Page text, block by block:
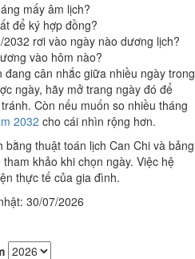
mấy âm lịch?
để ký hợp đồng?
rơi vào ngày nào dương lịch?
vào hôm nào?
cân nhắc giữa nhiều ngày trong
ngày, hãy mở trang ngày đó để
Còn nếu muốn so nhiều tháng
2032 cho cái nhìn rộng hơn.
thuật toán lịch Can Chi và bảng
khảo khi chọn ngày. Việc hệ
thực tế của gia đình.
30/07/2026